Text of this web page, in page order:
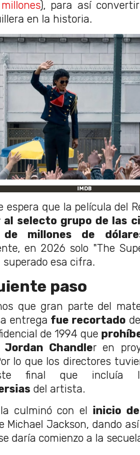
), para así
en la historia.
IMDB
espera que la película del
al selecto grupo de las
millones de
en 2026 solo "The
superado esa cifra.
paso
que gran parte del
entrega fue recortado
de 1994 que
Jordan Chandler en
lo que los directores
final que incluía
del artista.
culminó con el inicio
Michael Jackson, dando
daría comienzo a la